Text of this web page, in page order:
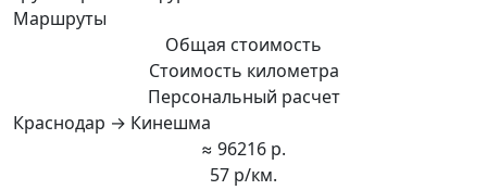
Маршруты
Общая стоимость
Стоимость километра
Персональный расчет
Краснодар → Кинешма
≈ 96216 р.
57 р/км.